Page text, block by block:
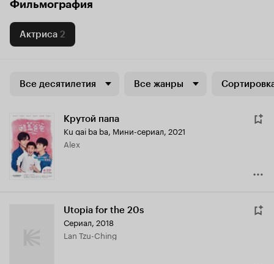
Фильмография
Актриса 2
Все десятилетия Все жанры
Крутой папа
Ku gai ba ba, Мини-сериал, 2021
Alex
Utopia for the 20s
Сериал, 2018
Lan Tzu-Ching